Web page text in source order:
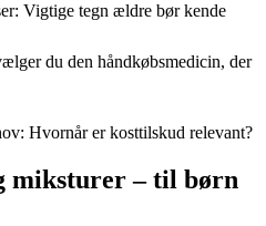
Vigtige tegn ældre bør kende
du den håndkøbsmedicin, der
Hvornår er kosttilskud relevant?
miksturer – til børn